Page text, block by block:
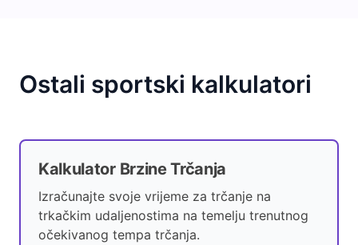
Ostali sportski kalkulatori
Kalkulator Brzine Trčanja
Izračunajte svoje vrijeme za trčanje na
trkačkim udaljenostima na temelju trenutnog
očekivanog tempa trčanja.